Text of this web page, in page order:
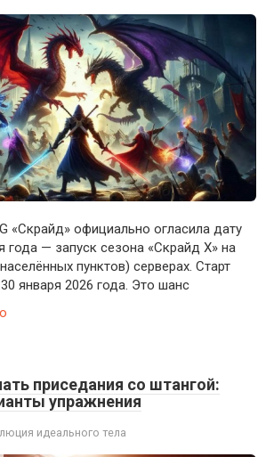
«Скрайд» официально огласила дату
года — запуск сезона «Скрайд X» на
пунктов) серверах. Старт
января 2026 года. Это шанс
приседания со штангой:
упражнения
идеального тела